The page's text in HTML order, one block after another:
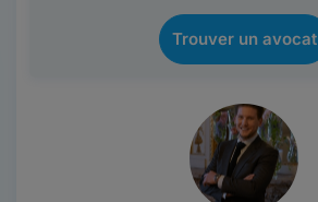
Trouver un avocat